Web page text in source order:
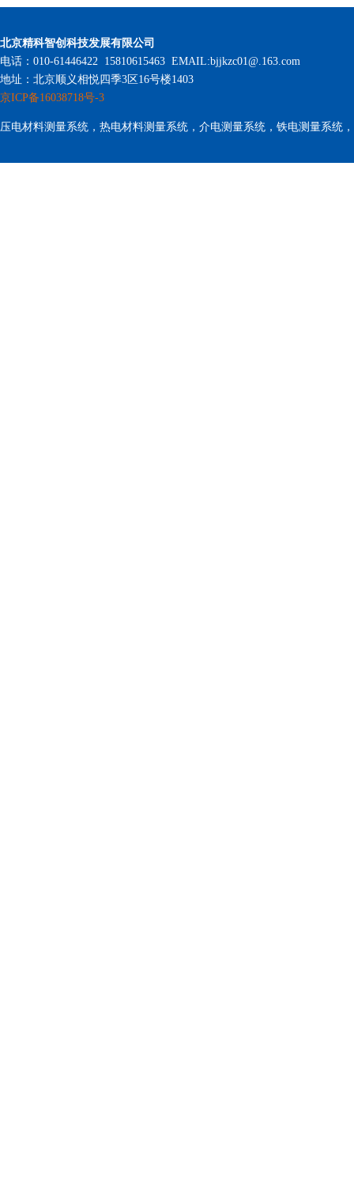
北京精科智创科技发展有限公司
电话：010-61446422 15810615463 EMAIL:bjjkzc01@.163.com
地址：北京顺义相悦四季3区16号楼1403
京ICP备16038718号-3
压电材料测量系统，热电材料测量系统，介电测量系统，铁电测量系统